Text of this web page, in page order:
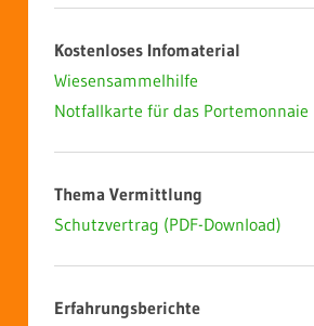
Kostenloses Infomaterial
Wiesensammelhilfe
Notfallkarte für das Portemonnaie
Thema Vermittlung
Schutzvertrag (PDF-Download)
Erfahrungsberichte